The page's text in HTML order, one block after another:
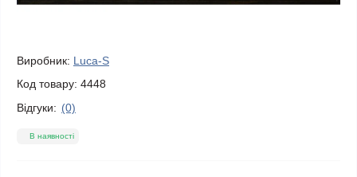
Виробник: Luca-S
Код товару: 4448
Відгуки: (0)
В наявності